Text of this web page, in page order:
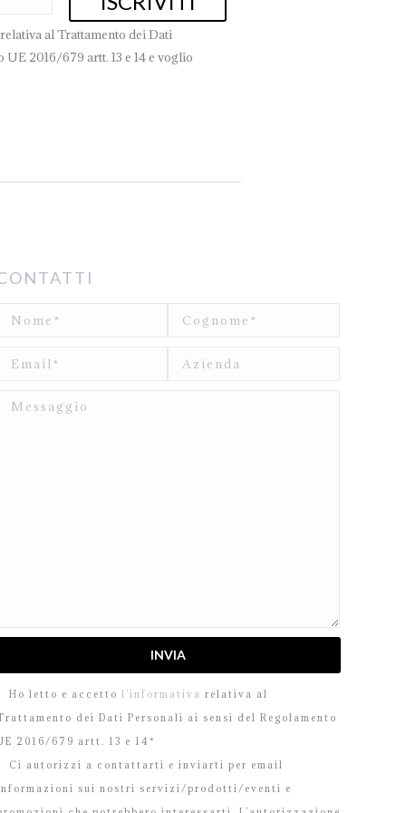
relativa al Trattamento dei Dati
2016/679 artt. 13 e 14 e voglio
Ho letto e accetto l’informativa relativa al
dei Dati Personali ai sensi del Regolamento
2016/679 artt. 13 e 14*
Ci autorizzi a contattarti e inviarti per email
sui nostri servizi/prodotti/eventi e